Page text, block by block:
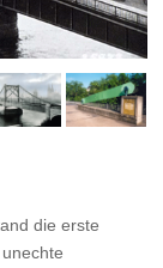
die erste